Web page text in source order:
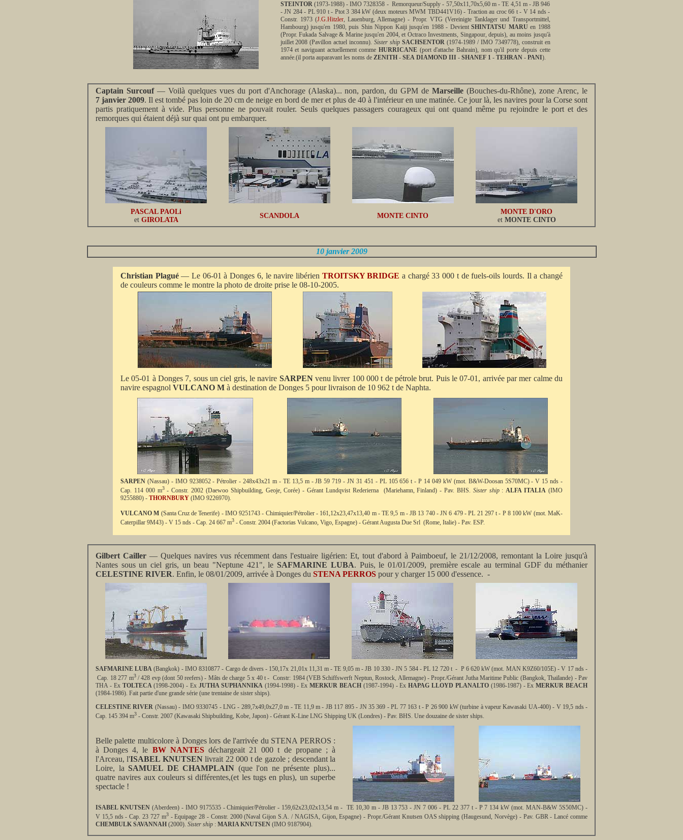
STEINTOR(1973-1988) - IMO 7328358 - Remorqueur/Supply - 57,50x11,70x5,60 m - TE 4,51 m - JB 946
- JN 284 - PL 910 t - Ptot 3 384 kW (deux moteurs MWM TBD441V16) - Traction au croc 66 t - V 14 nds -
Constr. 1973 (J.G.Hitzler, Lauenburg, Allemagne) - Propr. VTG (Vereinigte Tanklager und Transportmittel,
Hambourg) jusqu'en 1980, puis Shin Nippon Kaiji jusqu'en 1988 - Devient SHINTATSU MARUen 1988
(Propr. Fukada Salvage & Marine jusqu'en 2004, et Octraco Investments, Singapour, depuis), au moins jusqu'à
juillet 2008 (Pavillon actuel inconnu).Sister ship SACHSENTOR (1974-1989 / IMO 7349778), construit en
1974 et naviguant actuellement comme HURRICANE(port d'attache Bahrain), nom qu'il porte depuis cette
année.(il porta auparavant les noms de ZENITH- SEA DIAMOND III - SHANEF 1- TEHRAN- PANI).
Captain Surcouf— Voilà quelques vues du port d'Anchorage (Alaska)... non, pardon, du GPM deMarseille (Bouches-du-Rhône), zone Arenc, le
7 janvier 2009. Il est tombé pas loin de 20 cm de neige en bord de mer et plus de 40 à l'intérieur en une matinée. Ce jour là, les navires pour la Corse sont
partis pratiquement à vide. Plus personne ne pouvait rouler. Seuls quelques passagers courageux qui ont quand même pu rejoindre le port et des
remorques qui étaient déjà sur quai ont pu embarquer.
PASCAL PAOLi
et GIROLATA
SCANDOLA MONTE CINTO
MONTE D'ORO
et MONTE CINTO
10 janvier 2009
Christian Plagué— Le 06-01 à Donges 6, le navire libérien TROITSKY BRIDGE a chargé 33 000 t de fuels-oils lourds. Il a changé
de couleurs comme le montre la photo de droite prise le 08-10-2005.
Le 05-01 à Donges 7, sous un ciel gris, le navire SARPENvenu livrer 100 000 t de pétrole brut. Puis le 07-01, arrivée par mer calme du
navire espagnol VULCANO M à destination de Donges 5 pour livraison de 10 962 t de Naphta.
SARPEN (Nassau) - IMO 9238052 - Pétrolier - 248x43x21 m - TE 13,5 m - JB 59 719 - JN 31 451 - PL 105 656 t - P 14 049 kW (mot. B&W-Doosan 5S70MC) - V 15 nds -
Cap. 114 000 m3- Constr. 2002 (Daewoo Shipbuilding, Geoje, Corée) - Gérant Lundqvist Rederierna (Mariehamn, Finland) - Pav. BHS. Sister ship:ALFA ITALIA (IMO
9255880) - THORNBURY (IMO 9226970).
VULCANO M (Santa Cruz de Tenerife) - IMO 9251743 - Chimiquier/Pétrolier - 161,12x23,47x13,40 m - TE 9,5 m - JB 13 740 - JN 6 479 - PL 21 297 t - P 8 100 kW (mot. MaK-
Caterpillar 9M43) - V 15 nds - Cap. 24 667 m3 - Constr. 2004 (Factorias Vulcano, Vigo, Espagne) - Gérant Augusta Due Srl (Rome, Italie) - Pav. ESP.
Gilbert Cailler — Quelques navires vus récemment dans l'estuaire ligérien: Et, tout d'abord à Paimboeuf, le 21/12/2008, remontant la Loire jusqu'à
Nantes sous un ciel gris, un beau "Neptune 421", le SAFMARINE LUBA. Puis, le 01/01/2009, première escale au terminal GDF du méthanier
CELESTINE RIVER. Enfin, le 08/01/2009, arrivée à Donges du STENA PERROS pour y charger 15 000 d'essence. -
SAFMARINE LUBA (Bangkok) - IMO 8310877 - Cargo de divers - 150,17x 21,01x 11,31 m - TE 9,05 m - JB 10 330 - JN 5 584 - PL 12 720 t - P 6 620 kW (mot. MAN K9Z60/105E) - V 17 nds -
Cap. 18 277 m3/ 428 evp (dont 50 reefers) - Mâts de charge 5 x 40 t - Constr: 1984 (VEB Schiffswerft Neptun, Rostock, Allemagne) - Propr./Gérant Jutha Maritime Public (Bangkok, Thaïlande) - Pav
THA - Ex TOLTECA(1998-2004) - Ex JUTHA SUPHANNIKA(1994-1998) - ExMERKUR BEACH(1987-1994) - ExHAPAG LLOYD PLANALTO(1986-1987) - ExMERKUR BEACH
(1984-1986). Fait partie d'une grande série (une trentaine de sister ships).
CELESTINE RIVER (Nassau) - IMO 9330745 - LNG - 289,7x49,0x27,0 m - TE 11,9 m - JB 117 895 - JN 35 369 - PL 77 163 t - P 26 900 kW (turbine à vapeur Kawasaki UA-400) - V 19,5 nds -
Cap. 145 394 m3 - Constr. 2007 (Kawasaki Shipbuilding, Kobe, Japon) - Gérant K-Line LNG Shipping UK (Londres) - Pav. BHS. Une douzaine de sister ships.
Belle palette multicolore à Donges lors de l'arrivée du STENA PERROS :
à Donges 4, le BW NANTESdéchargeait 21 000 t de propane ; à
l'Arceau, l'ISABEL KNUTSENlivrait 22 000 t de gazole ; descendant la
Loire, la SAMUEL DE CHAMPLAIN (que l'on ne présente plus)...
quatre navires aux couleurs si différentes,(et les tugs en plus), un superbe
spectacle !
ISABEL KNUTSEN(Aberdeen) - IMO 9175535 - Chimiquier/Pétrolier - 159,62x23,02x13,54 m - TE 10,30 m - JB 13 753 - JN 7 006 - PL 22 377 t - P 7 134 kW (mot. MAN-B&W 5S50MC) -
V 15,5 nds - Cap. 23 727 m3- Equipage 28 - Constr. 2000 (Naval Gijon S.A. / NAGISA, Gijon, Espagne) - Propr./Gérant Knutsen OAS shipping (Haugesund, Norvège) - Pav. GBR - Lancé comme
CHEMBULK SAVANNAH (2000). Sister ship : MARIA KNUTSEN (IMO 9187904).